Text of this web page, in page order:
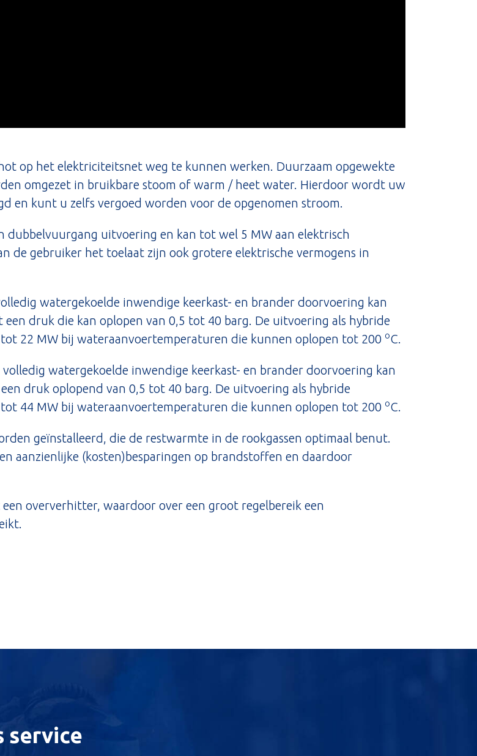
op het elektriciteitsnet weg te kunnen werken. Duurzaam opgewekte
omgezet in bruikbare stoom of warm / heet water. Hierdoor wordt uw
en kunt u zelfs vergoed worden voor de opgenomen stroom.
dubbelvuurgang uitvoering en kan tot wel 5 MW aan elektrisch
de gebruiker het toelaat zijn ook grotere elektrische vermogens in
watergekoelde inwendige keerkast- en brander doorvoering kan
druk die kan oplopen van 0,5 tot 40 barg. De uitvoering als hybride
22 MW bij wateraanvoertemperaturen die kunnen oplopen tot 200 oC.
watergekoelde inwendige keerkast- en brander doorvoering kan
druk oplopend van 0,5 tot 40 barg. De uitvoering als hybride
44 MW bij wateraanvoertemperaturen die kunnen oplopen tot 200 oC.
geïnstalleerd, die de restwarmte in de rookgassen optimaal benut.
aanzienlijke (kosten)besparingen op brandstoffen en daardoor
oververhitter, waardoor over een groot regelbereik een
service